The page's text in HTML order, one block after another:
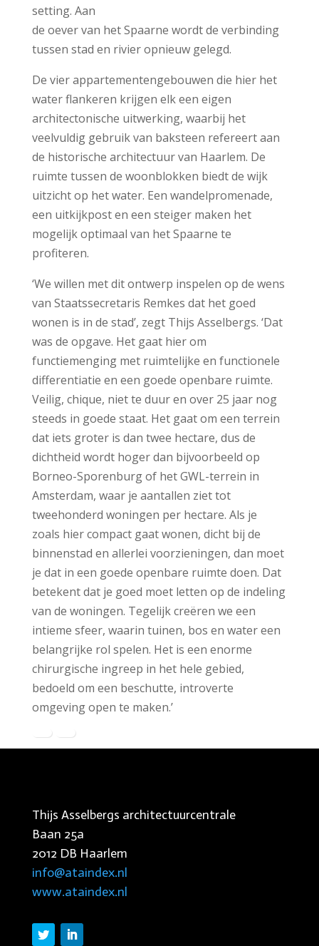
setting. Aan
de oever van het Spaarne wordt de verbinding
tussen stad en rivier opnieuw gelegd.
De vier appartementengebouwen die hier het
water flankeren krijgen elk een eigen
architectonische uitwerking, waarbij het
veelvuldig gebruik van baksteen refereert aan
de historische architectuur van Haarlem. De
ruimte tussen de woonblokken biedt de wijk
uitzicht op het water. Een wandelpromenade,
een uitkijkpost en een steiger maken het
mogelijk optimaal van het Spaarne te
profiteren.
‘We willen met dit ontwerp inspelen op de wens
van Staatssecretaris Remkes dat het goed
wonen is in de stad’, zegt Thijs Asselbergs. ‘Dat
was de opgave. Het gaat hier om
functiemenging met ruimtelijke en functionele
differentiatie en een goede openbare ruimte.
Veilig, chique, niet te duur en over 25 jaar nog
steeds in goede staat. Het gaat om een terrein
dat iets groter is dan twee hectare, dus de
dichtheid wordt hoger dan bijvoorbeeld op
Borneo-Sporenburg of het GWL-terrein in
Amsterdam, waar je aantallen ziet tot
tweehonderd woningen per hectare. Als je
zoals hier compact gaat wonen, dicht bij de
binnenstad en allerlei voorzieningen, dan moet
je dat in een goede openbare ruimte doen. Dat
betekent dat je goed moet letten op de indeling
van de woningen. Tegelijk creëren we een
intieme sfeer, waarin tuinen, bos en water een
belangrijke rol spelen. Het is een enorme
chirurgische ingreep in het hele gebied,
bedoeld om een beschutte, introverte
omgeving open te maken.’
Thijs Asselbergs architectuurcentrale
Baan 25a
2012 DB Haarlem
info@ataindex.nl
www.ataindex.nl